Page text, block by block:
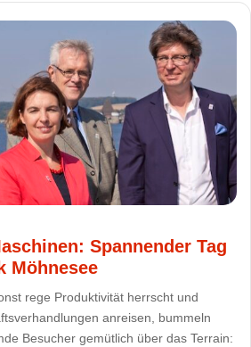
Spannender Tag
Möhnesee
rege Produktivität herrscht und
anreisen, bummeln
Besucher gemütlich über das Terrain: